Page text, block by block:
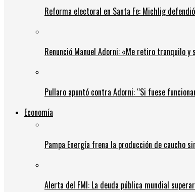
Reforma electoral en Santa Fe: Michlig
Renunció Manuel Adorni: «Me retiro tranquilo y
Pullaro apuntó contra Adorni: “Si fuese
Economía
Pampa Energía frena la producción de caucho
Alerta del FMI: La deuda pública mundial